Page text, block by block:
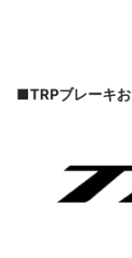
■TRPブレーキ